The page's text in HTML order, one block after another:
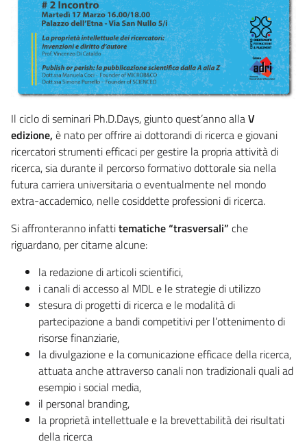
Il ciclo di seminari Ph.D.Days, giunto quest’anno allaV
edizione, è nato per offrire ai dottorandi di ricerca e giovani
ricercatori strumenti efficaci per gestire la propria attività di
ricerca, sia durante il percorso formativo dottorale sia nella
futura carriera universitaria o eventualmente nel mondo
extra-accademico, nelle cosiddette professioni di ricerca.
Si affronteranno infattitematiche “trasversali” che
riguardano, per citarne alcune:
la redazione di articoli scientifici,
i canali di accesso al MDL e le strategie di utilizzo
stesura di progetti di ricerca e le modalità di
partecipazione a bandi competitivi per l’ottenimento di
risorse finanziarie,
la divulgazione e la comunicazione efficace della ricerca,
attuata anche attraverso canali non tradizionali quali ad
esempio i social media,
il personal branding,
la proprietà intellettuale e la brevettabilità dei risultati
della ricerca